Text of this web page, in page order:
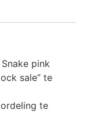
pink
sale” te
te